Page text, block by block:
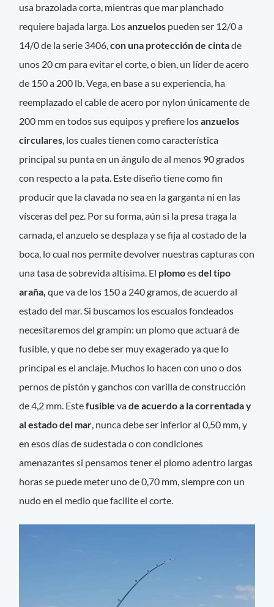
usa brazolada corta, mientras que mar planchado
requiere bajada larga. Losanzuelos pueden ser 12/0 a
14/0 de la serie 3406,con una protección de cintade
unos 20 cm para evitar el corte, o bien, un líder de acero
de 150 a 200 lb. Vega, en base a su experiencia, ha
reemplazado el cable de acero por nylon únicamente de
200 mm en todos sus equipos y prefiere losanzuelos
circulares, los cuales tienen como característica
principal su punta en un ángulo de al menos 90 grados
con respecto a la pata. Este diseño tiene como fin
producir que la clavada no sea en la garganta ni en las
vísceras del pez. Por su forma, aún si la presa traga la
carnada, el anzuelo se desplaza y se fija al costado de la
boca, lo cual nos permite devolver nuestras capturas con
una tasa de sobrevida altísima. El plomoesdel tipo
araña, que va de los 150 a 240 gramos, de acuerdo al
estado del mar. Si buscamos los escualos fondeados
necesitaremos del grampín: un plomo que actuará de
fusible, y que no debe ser muy exagerado ya que lo
principal es el anclaje. Muchos lo hacen con uno o dos
pernos de pistón y ganchos con varilla de construcción
de 4,2 mm. Estefusiblevade acuerdo a la correntada y
al estado del mar, nunca debe ser inferior al 0,50 mm, y
en esos días de sudestada o con condiciones
amenazantes si pensamos tener el plomo adentro largas
horas se puede meter uno de 0,70 mm, siempre con un
nudo en el medio que facilite el corte.